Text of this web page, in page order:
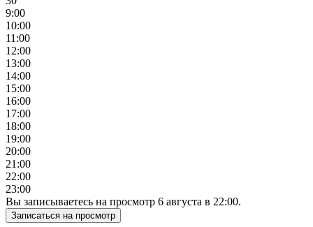
9:00
10:00
11:00
12:00
13:00
14:00
15:00
16:00
17:00
18:00
19:00
20:00
21:00
22:00
23:00
Вы записываетесь на просмотр 6 августа в 22:00.
Записаться на просмотр